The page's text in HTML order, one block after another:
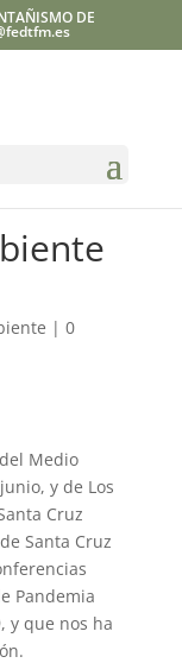
DE
| 0
Medio
y de Los
Cruz
Santa Cruz
Pandemia
y que nos ha